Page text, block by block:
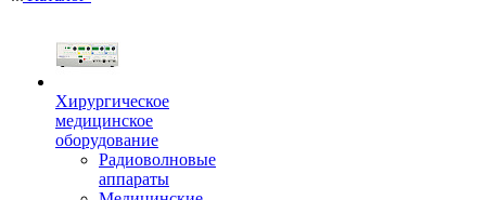
Хирургическое
медицинское
оборудование
Радиоволновые
аппараты